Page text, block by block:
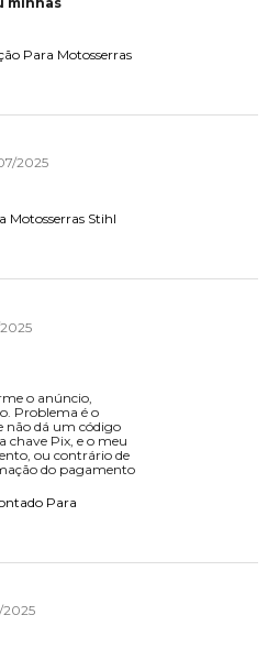
Para Motosserras
2025
Stihl
o anúncio,
Problema é o
não dá um código
chave Pix, e o meu
ou contrário de
do pagamento
Para
2025